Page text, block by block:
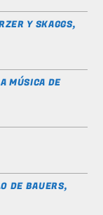
Y SKAGGS,
MÚSICA DE
DE BAUERS,